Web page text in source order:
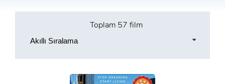
Toplam 57 film
Akıllı Sıralama